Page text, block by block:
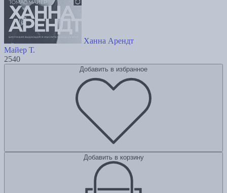
Ханна Арендт
Майер Т.
2540
Добавить в избранное
Добавить в корзину